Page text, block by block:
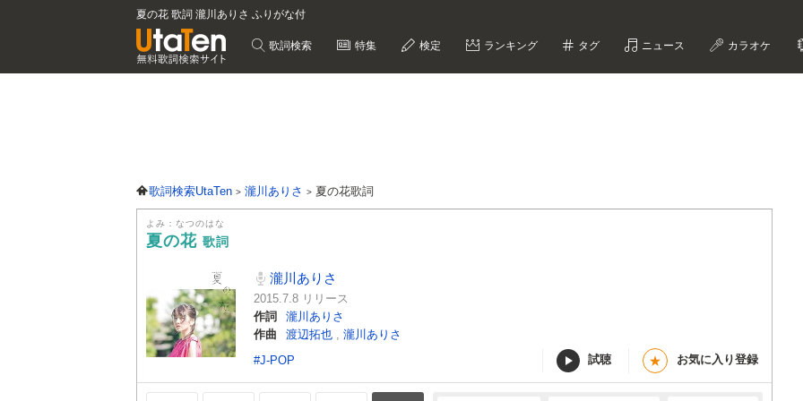
夏の花 歌詞 瀧川ありさ ふりがな付
歌詞検索 特集 検定 ランキング タグ ニュース カラオケ
歌詞検索UtaTen 瀧川ありさ 夏の花歌詞
よみ：なつのはな
夏の花 歌詞
瀧川ありさ
2015.7.8 リリース
作詞
瀧川ありさ
作曲
渡辺拓也 , 瀧川ありさ
#J-POP
試聴 ★ お気に入り登録